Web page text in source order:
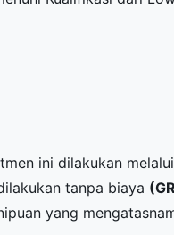
ini dilakukan
tanpa biaya
yang